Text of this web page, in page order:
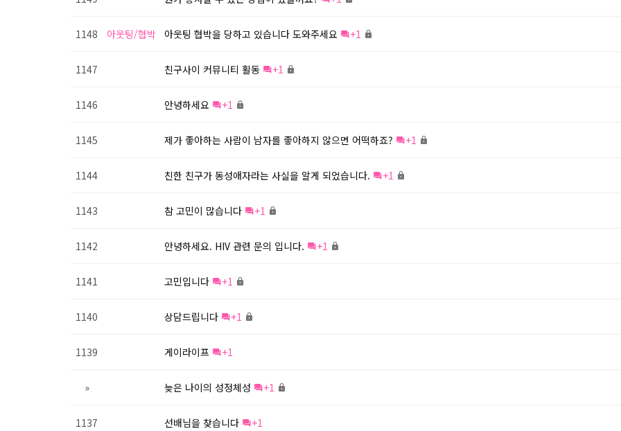
1148 아웃팅/협박 아웃팅 협박을 당하고 있습니다 도와주세요 +1
1147 친구사이 커뮤니티 활동 +1
1146 안녕하세요 +1
1145 제가 좋아하는 사람이 남자를 좋아하지 않으면 어떡하죠? +1
1144 친한 친구가 동성애자라는 사실을 알게 되었습니다. +1
1143 참 고민이 많습니다 +1
1142 안녕하세요. HIV 관련 문의 입니다. +1
1141 고민입니다 +1
1140 상담드립니다 +1
1139 게이라이프 +1
» 늦은 나이의 성정체성 +1
1137 선배님을 찾습니다 +1